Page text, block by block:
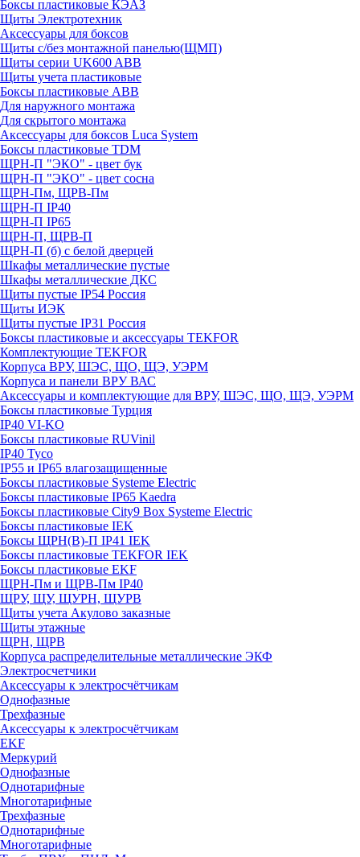
Боксы пластиковые КЭАЗ
Щиты Электротехник
Аксессуары для боксов
Щиты с/без монтажной панелью(ЩМП)
Щиты серии UK600 ABB
Щиты учета пластиковые
Боксы пластиковые ABB
Для наружного монтажа
Для скрытого монтажа
Аксессуары для боксов Luca System
Боксы пластиковые TDM
ЩРН-П "ЭКО" - цвет бук
ЩРН-П "ЭКО" - цвет сосна
ЩРН-Пм, ЩРВ-Пм
ЩРН-П IP40
ЩРН-П IP65
ЩРН-П, ЩРВ-П
ЩРН-П (б) с белой дверцей
Шкафы металлические пустые
Шкафы металлические ДКС
Щиты пустые IP54 Россия
Щиты ИЭК
Щиты пустые IP31 Россия
Боксы пластиковые и аксессуары TEKFOR
Комплектующие TEKFOR
Корпуса ВРУ, ШЭС, ЩО, ЩЭ, УЭРМ
Корпуса и панели ВРУ ВАС
Аксессуары и комплектующие для ВРУ, ШЭС, ЩО, ЩЭ, УЭРМ
Боксы пластиковые Турция
IP40 VI-KO
Боксы пластиковые RUVinil
IP40 Тусо
IP55 и IP65 влагозащищенные
Боксы пластиковые Systeme Electric
Боксы пластиковые IP65 Kaedra
Боксы пластиковые City9 Box Systeme Electric
Боксы пластиковые IEK
Боксы ЩРН(В)-П IP41 IEK
Боксы пластиковые TEKFOR IEK
Боксы пластиковые EKF
ЩРН-Пм и ЩРВ-Пм IP40
ЩРУ, ЩУ, ЩУРН, ЩУРВ
Щиты учета Акулово заказные
Щиты этажные
ЩРН, ЩРВ
Корпуса распределительные металлические ЭКФ
Электросчетчики
Аксессуары к электросчётчикам
Однофазные
Трехфазные
Аксессуары к электросчётчикам
EKF
Меркурий
Однофазные
Однотарифные
Многотарифные
Трехфазные
Однотарифные
Многотарифные